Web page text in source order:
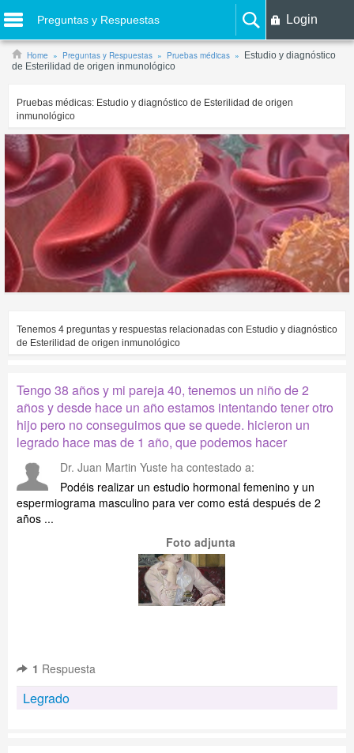
Preguntas y Respuestas Login
Home Preguntas y Respuestas Pruebas médicas
Estudio y diagnóstico
de Esterilidad de origen inmunológico
Pruebas médicas: Estudio y diagnóstico de Esterilidad de origen
inmunológico
Tenemos 4 preguntas y respuestas relacionadas con Estudio y diagnóstico
de Esterilidad de origen inmunológico
Tengo 38 años y mi pareja 40, tenemos un niño de 2
años y desde hace un año estamos intentando tener otro
hijo pero no conseguimos que se quede. hicieron un
legrado hace mas de 1 año, que podemos hacer
Dr. Juan Martin Yuste ha contestado a:
Podéis realizar un estudio hormonal femenino y un
espermiograma masculino para ver como está después de 2
años ...
Foto adjunta
1 Respuesta
Legrado